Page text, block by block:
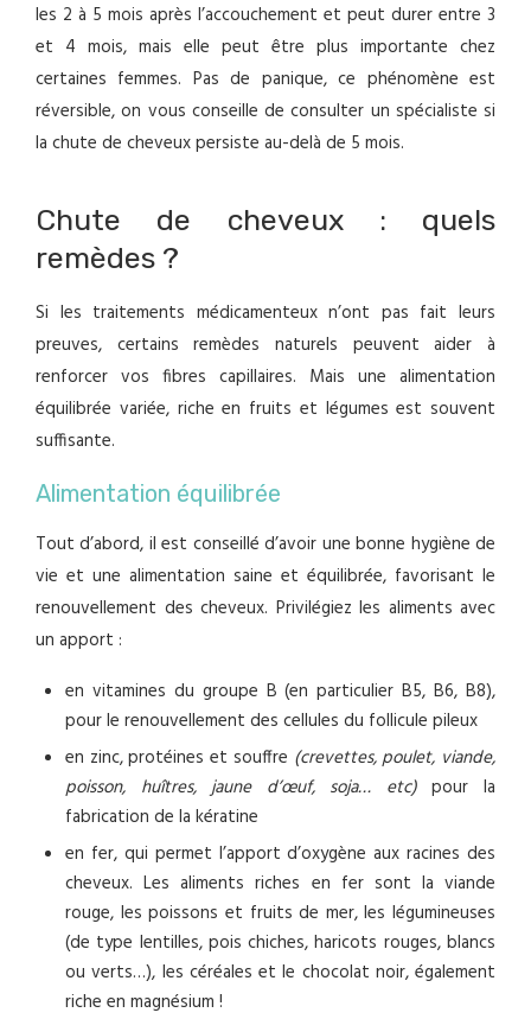
les 2 à 5 mois après l’accouchement et peut durer entre 3
et 4 mois, mais elle peut être plus importante chez
certaines femmes. Pas de panique, ce phénomène est
réversible, on vous conseille de consulter un spécialiste si
la chute de cheveux persiste au-delà de 5 mois.
Chute de cheveux : quels
remèdes ?
Si les traitements médicamenteux n’ont pas fait leurs
preuves, certains remèdes naturels peuvent aider à
renforcer vos fibres capillaires. Mais une alimentation
équilibrée variée, riche en fruits et légumes est souvent
suffisante.
Alimentation équilibrée
Tout d’abord, il est conseillé d’avoir une bonne hygiène de
vie et une alimentation saine et équilibrée, favorisant le
renouvellement des cheveux. Privilégiez les aliments avec
un apport :
en vitamines du groupe B (en particulier B5, B6, B8),
pour le renouvellement des cellules du follicule pileux
en zinc, protéines et souffre (crevettes, poulet, viande,
poisson, huîtres, jaune d’œuf, soja… etc)pour la
fabrication de la kératine
en fer, qui permet l’apport d’oxygène aux racines des
cheveux. Les aliments riches en fer sont la viande
rouge, les poissons et fruits de mer, les légumineuses
(de type lentilles, pois chiches, haricots rouges, blancs
ou verts…), les céréales et le chocolat noir, également
riche en magnésium !